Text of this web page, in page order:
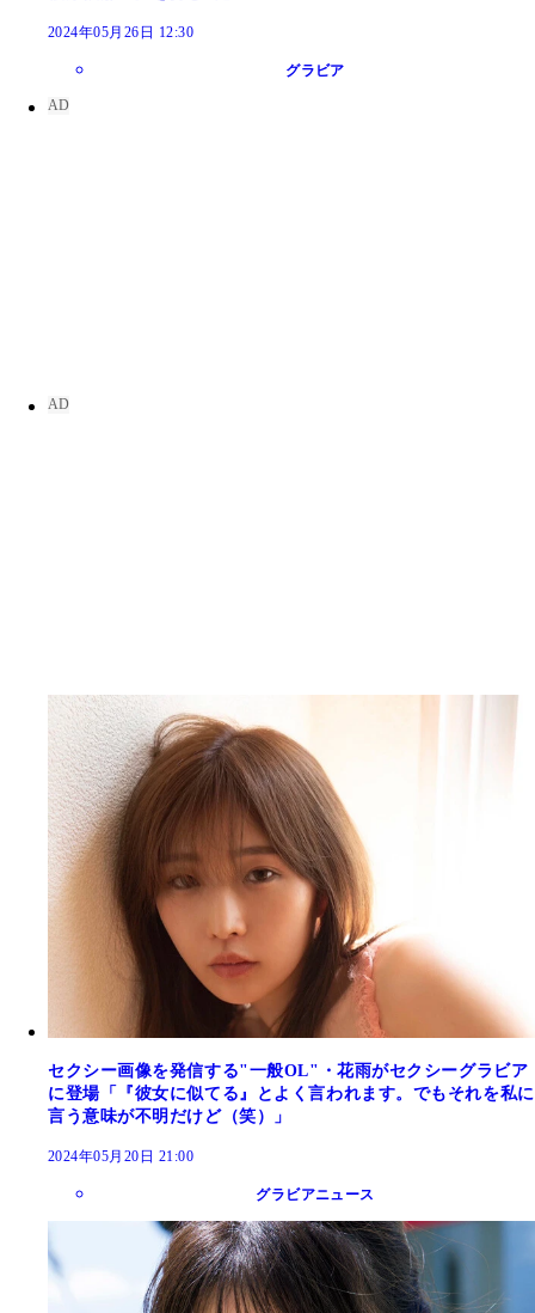
2024年05月26日 12:30
グラビア
セクシー画像を発信する"一般OL"・花雨がセクシーグラビア
に登場「『彼女に似てる』とよく言われます。でもそれを私に
言う意味が不明だけど（笑）」
2024年05月20日 21:00
グラビアニュース